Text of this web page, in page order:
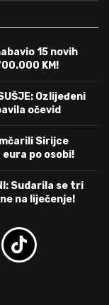
15 novih
KM!
Ozlijeđeni
očevid
Sirijce
po osobi!
Sudarila se tri
na liječenje!